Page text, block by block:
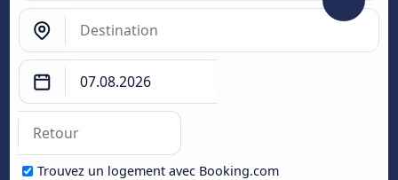
Trouvez un logement avec Booking.com